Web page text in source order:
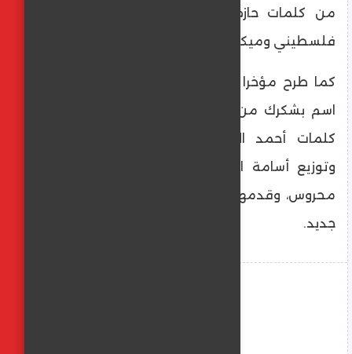
من كلمات حازم اكس وألحان أردني وتوزيع
فلسطيني وميكس وماستر هاني محروس.
كما طرح مؤخرا مصطفى حجاج أغنية تحمل
اسم بشكرك من ألبوم لسة حبيبي، وهي من
كلمات أحمد المالكى وألحان محمد يحيي
وتوزيع أسامة الهندى، هندسة صوتية هاني
محروس، وقدمها حجاج لجمهوره بشكل ولوك
جديد.